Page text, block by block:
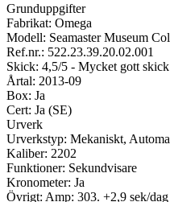
Grunduppgifter
Fabrikat: Omega
Modell: Seamaster Museum
Ref.nr.: 522.23.39.20.02.001
Skick: 4,5/5 - Mycket gott skick
Årtal: 2013-09
Box: Ja
Cert: Ja (SE)
Urverk
Urverkstyp: Mekaniskt,
Kaliber: 2202
Funktioner: Sekundvisare
Kronometer: Ja
Övrigt: Amp: 303. +2,9 sek/dag